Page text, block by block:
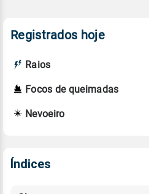
Registrados hoje
Raios
Focos de queimadas
Nevoeiro
Índices